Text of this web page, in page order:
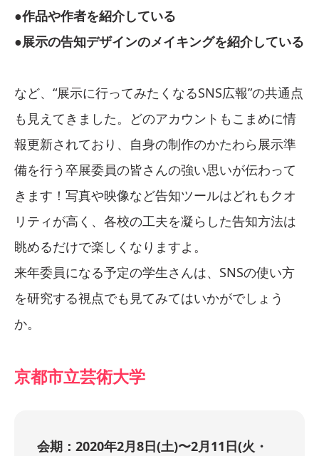
●作品や作者を紹介している
●展示の告知デザインのメイキングを紹介している
など、“展示に行ってみたくなるSNS広報”の共通点
も見えてきました。どのアカウントもこまめに情
報更新されており、自身の制作のかたわら展示準
備を行う卒展委員の皆さんの強い思いが伝わって
きます！写真や映像など告知ツールはどれもクオ
リティが高く、各校の工夫を凝らした告知方法は
眺めるだけで楽しくなりますよ。
来年委員になる予定の学生さんは、SNSの使い方
を研究する視点でも見てみてはいかがでしょう
か。
京都市立芸術大学
会期：2020年2月8日(土)〜2月11日(火・